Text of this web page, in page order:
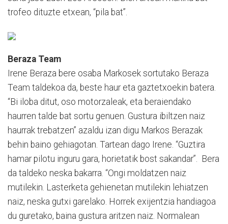
trofeo dituzte etxean, “pila bat”.
Beraza Team
Irene Beraza bere osaba Markosek sortutako Beraza
Team taldekoa da, beste haur eta gaztetxoekin batera.
“Bi iloba ditut, oso motorzaleak, eta beraiendako
haurren talde bat sortu genuen. Gustura ibiltzen naiz
haurrak trebatzen” azaldu izan digu Markos Berazak
behin baino gehiagotan. Tartean dago Irene. “Guztira
hamar pilotu inguru gara, horietatik bost sakandar”. Bera
da taldeko neska bakarra. “Ongi moldatzen naiz
mutilekin. Lasterketa gehienetan mutilekin lehiatzen
naiz, neska gutxi garelako. Horrek exijentzia handiagoa
du guretako, baina gustura aritzen naiz. Normalean